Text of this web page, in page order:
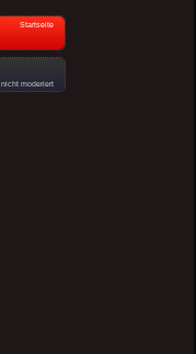
Startseite
nicht moderiert